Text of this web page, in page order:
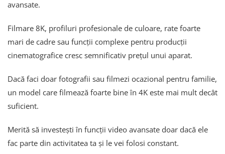
avansate.
Filmare 8K, profiluri profesionale de culoare, rate foarte
mari de cadre sau funcții complexe pentru producții
cinematografice cresc semnificativ prețul unui aparat.
Dacă faci doar fotografii sau filmezi ocazional pentru familie,
un model care filmează foarte bine în 4K este mai mult decât
suficient.
Merită să investești în funcții video avansate doar dacă ele
fac parte din activitatea ta și le vei folosi constant.